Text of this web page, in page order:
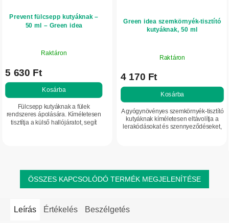
Prevent fülcsepp kutyáknak –
50 ml – Green idea
Raktáron
5 630 Ft
Kosárba
Fülcsepp kutyáknak a fülek
rendszeres ápolására. Kíméletesen
tisztítja a külső hallójáratot, segít
Green idea szemkörnyék-tisztító
kutyáknak, 50 ml
Raktáron
4 170 Ft
Kosárba
A gyógynövényes szemkörnyék-tisztító
kutyáknak kíméletesen eltávolítja a
lerakódásokat és szennyeződéseket,
ÖSSZES KAPCSOLÓDÓ TERMÉK MEGJELENÍTÉSE
Leírás Értékelés Beszélgetés